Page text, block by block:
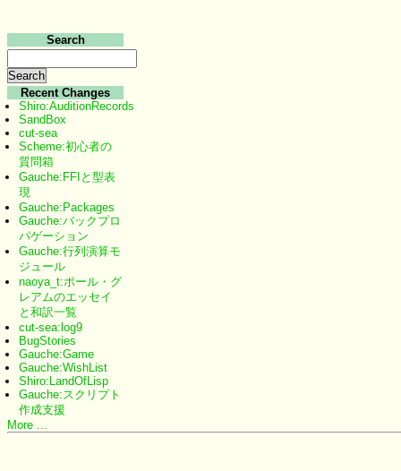
Search
Recent Changes
Shiro:AuditionRecords
SandBox
cut-sea
Scheme:初心者の
質問箱
Gauche:FFIと型表
現
Gauche:Packages
Gauche:バックプロ
パゲーション
Gauche:行列演算モ
ジュール
naoya_t:ポール・グ
レアムのエッセイ
と和訳一覧
cut-sea:log9
BugStories
Gauche:Game
Gauche:WishList
Shiro:LandOfLisp
Gauche:スクリプト
作成支援
More ...